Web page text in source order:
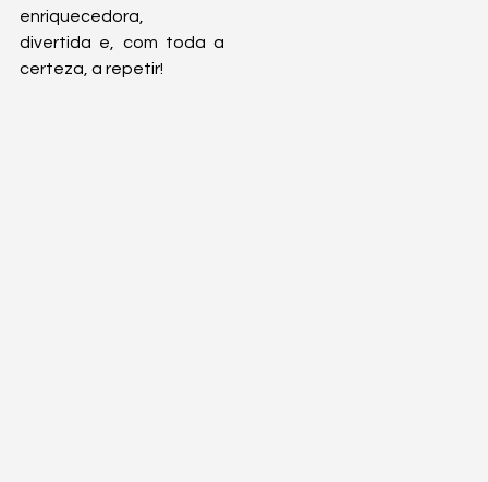
enriquecedora,
divertida e, com toda a
certeza, a repetir!